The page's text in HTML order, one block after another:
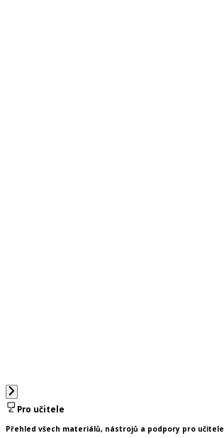
Pro učitele
Přehled všech materiálů, nástrojů a podpory pro učitele